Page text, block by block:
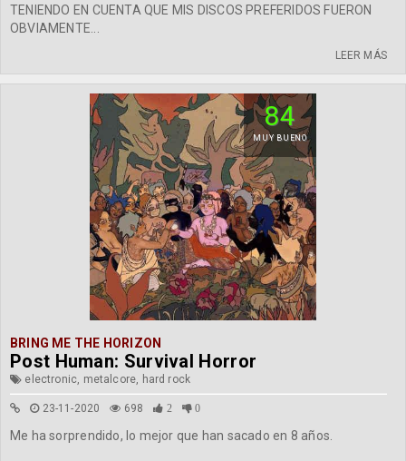
TENIENDO EN CUENTA QUE MIS DISCOS PREFERIDOS FUERON
OBVIAMENTE...
LEER MÁS
84
MUY BUENO
BRING ME THE HORIZON
Post Human: Survival Horror
electronic, metalcore, hard rock
23-11-2020 698 2 0
Me ha sorprendido, lo mejor que han sacado en 8 años.